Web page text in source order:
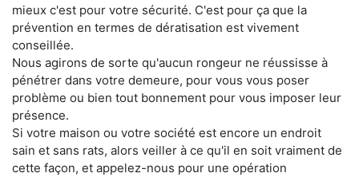
mieux c'est pour votre sécurité. C'est pour ça que la
prévention en termes de dératisation est vivement
conseillée.
Nous agirons de sorte qu'aucun rongeur ne réussisse à
pénétrer dans votre demeure, pour vous vous poser
problème ou bien tout bonnement pour vous imposer leur
présence.
Si votre maison ou votre société est encore un endroit
sain et sans rats, alors veiller à ce qu'il en soit vraiment de
cette façon, et appelez-nous pour une opération